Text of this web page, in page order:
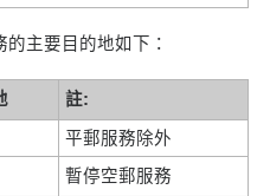
主要目的地如下：
註:
平郵服務除外
暫停空郵服務